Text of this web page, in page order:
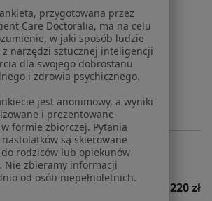
·Więcej
•Mapa
220 zł
przygotowana przez
Care Doctoralia, ma na celu
w jaki sposób ludzie
z narzędzi sztucznej inteligencji
dla swojego dobrostanu
i zdrowia psychicznego.
jest anonimowy, a wyniki
i prezentowane
w formie zbiorczej. Pytania
nastolatków są skierowane
do rodziców lub opiekunów
Nie zbieramy informacji
od osób niepełnoletnich.